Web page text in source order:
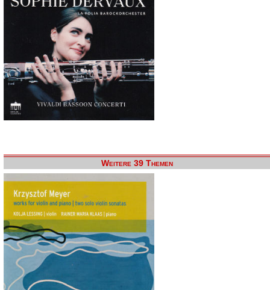
Weitere 39 Themen